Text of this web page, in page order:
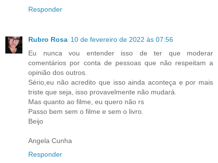
Responder
Rubro Rosa 10 de fevereiro de 2022 às 07:56
Eu nunca vou entender isso de ter que moderar
comentários por conta de pessoas que não respeitam a
opinião dos outros.
Sério,eu não acredito que isso ainda aconteça e por mais
triste que seja, isso provavelmente não mudará.
Mas quanto ao filme, eu quero não rs
Passo bem sem o filme e sem o livro.
Beijo
Angela Cunha
Responder